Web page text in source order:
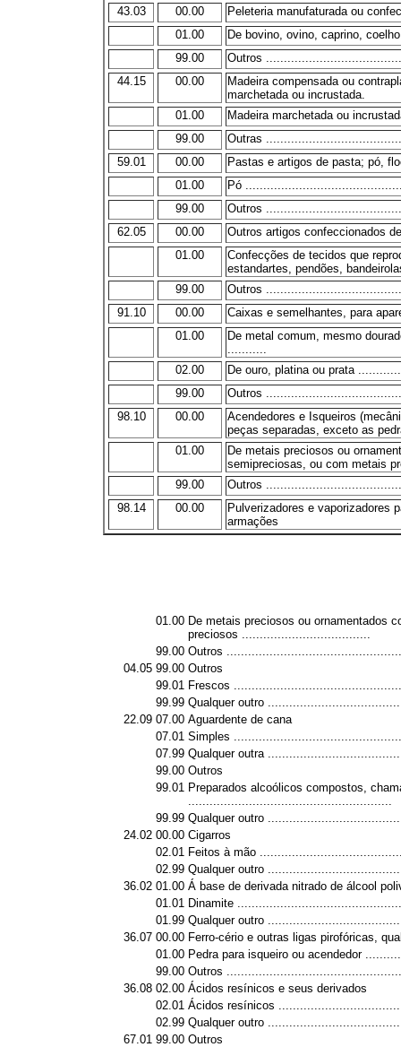
43.03 00.00
Peleteria manufaturada ou
01.00
De bovino, ovino, caprino,
99.00
Outros
44.15
00.00
Madeira compensada ou
marchetada ou incrustada.
01.00
Madeira marchetada ou
99.00
Outras
59.01
00.00
Pastas e artigos de pasta; pó,
01.00
Pó
99.00
Outros
62.05
00.00
Outros artigos confeccionados
01.00
Confecções de tecidos que
estandartes, pendões,
99.00
Outros
91.10
00.00
Caixas e semelhantes, para
01.00
De metal comum, mesmo
02.00
De ouro, platina ou prata
99.00
Outros
98.10
00.00
Acendedores e Isqueiros
peças separadas, exceto as
01.00
De metais preciosos ou
semipreciosas, ou com metais
99.00
Outros
98.14
00.00
Pulverizadores e vaporizadores
armações
01.00 De metais preciosos ou ornamentados
preciosos ....................................
99.00 Outros
04.05 99.00 Outros
99.01 Frescos
99.99 Qualquer outro
22.09 07.00 Aguardente de cana
07.01 Simples
07.99 Qualquer outra
99.00 Outros
99.01 Preparados alcoólicos compostos,
99.99 Qualquer outro
24.02 00.00 Cigarros
02.01 Feitos à mão
02.99 Qualquer outro
36.02 01.00 Á base de derivada nitrado de álcool
01.01 Dinamite
01.99 Qualquer outro
36.07 00.00 Ferro-cério e outras ligas pirofóricas,
01.00 Pedra para isqueiro ou acendedor
99.00 Outros
36.08 02.00 Ácidos resínicos e seus derivados
02.01 Ácidos resínicos
02.99 Qualquer outro
67.01 99.00 Outros